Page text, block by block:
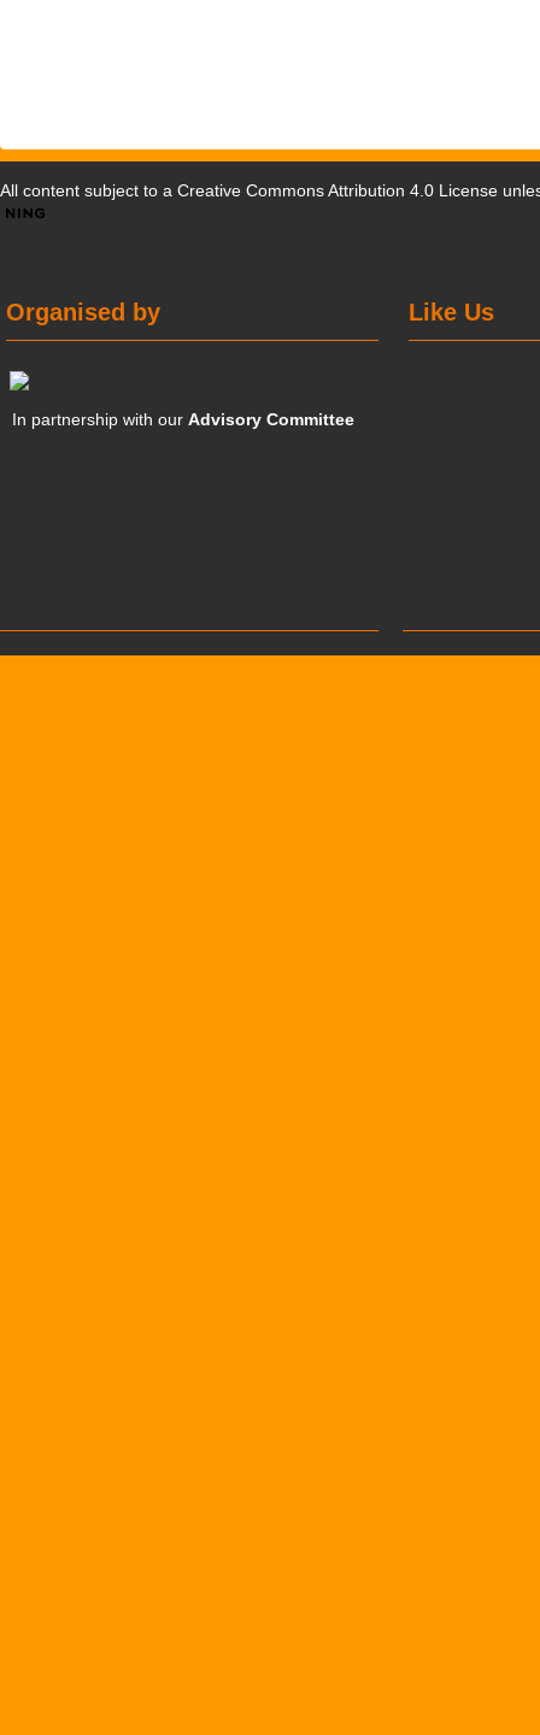
All content subject to a Creative Commons Attribution 4.0 License
Like Us
Organised by
In partnership with ourAdvisory Committee